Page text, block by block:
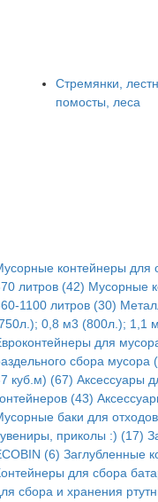
Стремянки,
помосты, леса
контейнеры для
литров (42) Мусорные
1100 литров (30)
0,8 м3 (800л.); 1,1
для
сбора мусора
куб.м) (67) Аксессуары
(43)
баки для
приколы :) (17)
(6) Заглубленные
для сбора
сбора и хранения